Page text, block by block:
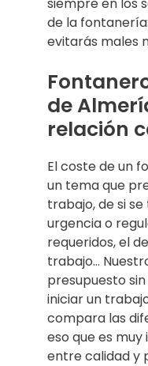
de la
evitarás males
de
relación
El coste de un
un tema que
trabajo, de si
urgencia o
requeridos, el
trabajo…
presupuesto
iniciar un
compara las
eso que es
entre calidad y